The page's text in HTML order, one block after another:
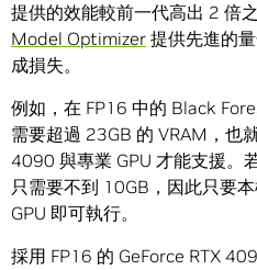
提供的效能較前一代高出 2 倍之
Model Optimizer 提供先進的
成損失。
例如，在 FP16 中的 Black
需要超過 23GB 的 VRAM，也
4090 與專業 GPU 才能支援。
只需要不到 10GB，因此只要
GPU 即可執行。
採用 FP16 的 GeForce RTX